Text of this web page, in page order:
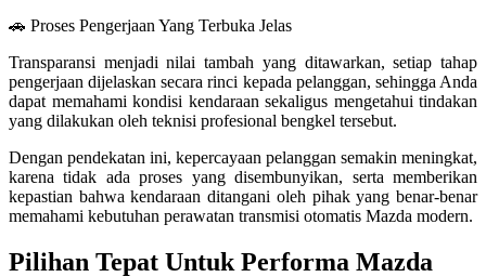
🚗 Proses Pengerjaan Yang Terbuka Jelas
Transparansi menjadi nilai tambah yang ditawarkan, setiap tahap
pengerjaan dijelaskan secara rinci kepada pelanggan, sehingga Anda
dapat memahami kondisi kendaraan sekaligus mengetahui tindakan
yang dilakukan oleh teknisi profesional bengkel tersebut.
Dengan pendekatan ini, kepercayaan pelanggan semakin meningkat,
karena tidak ada proses yang disembunyikan, serta memberikan
kepastian bahwa kendaraan ditangani oleh pihak yang benar-benar
memahami kebutuhan perawatan transmisi otomatis Mazda modern.
Pilihan Tepat Untuk Performa Mazda